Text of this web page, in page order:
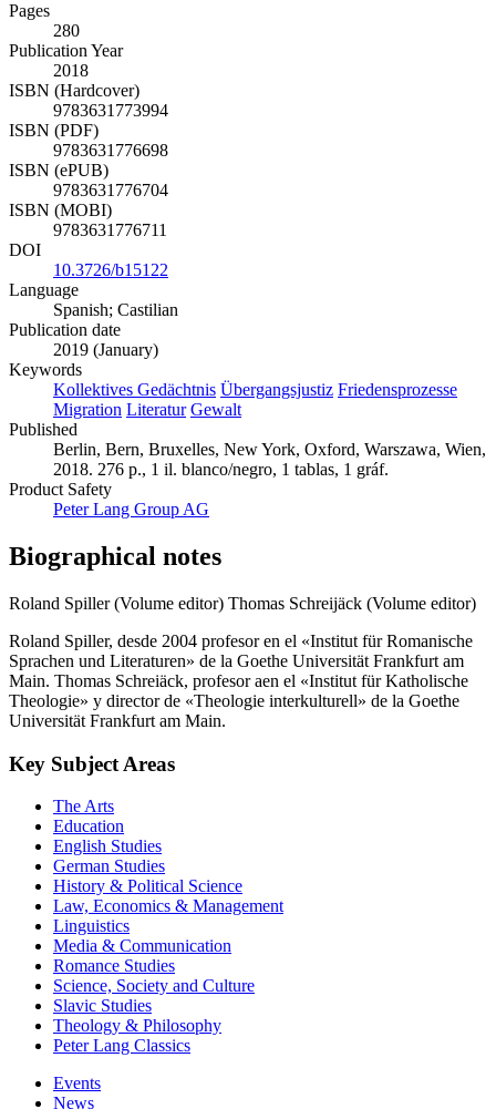
Pages
280
Publication Year
2018
ISBN (Hardcover)
9783631773994
ISBN (PDF)
9783631776698
ISBN (ePUB)
9783631776704
ISBN (MOBI)
9783631776711
DOI
10.3726/b15122
Language
Spanish; Castilian
Publication date
2019 (January)
Keywords
Kollektives Gedächtnis Übergangsjustiz Friedensprozesse
Migration Literatur Gewalt
Published
Berlin, Bern, Bruxelles, New York, Oxford, Warszawa, Wien,
2018. 276 p., 1 il. blanco/negro, 1 tablas, 1 gráf.
Product Safety
Peter Lang Group AG
Biographical notes
Roland Spiller (Volume editor) Thomas Schreijäck (Volume editor)
Roland Spiller, desde 2004 profesor en el «Institut für Romanische
Sprachen und Literaturen» de la Goethe Universität Frankfurt am
Main. Thomas Schreiäck, profesor aen el «Institut für Katholische
Theologie» y director de «Theologie interkulturell» de la Goethe
Universität Frankfurt am Main.
Key Subject Areas
The Arts
Education
English Studies
German Studies
History & Political Science
Law, Economics & Management
Linguistics
Media & Communication
Romance Studies
Science, Society and Culture
Slavic Studies
Theology & Philosophy
Peter Lang Classics
Events
News